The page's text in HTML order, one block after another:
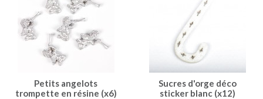
Petits angelots
trompette en résine (x6)
Sucres d'orge déco
sticker blanc (x12)